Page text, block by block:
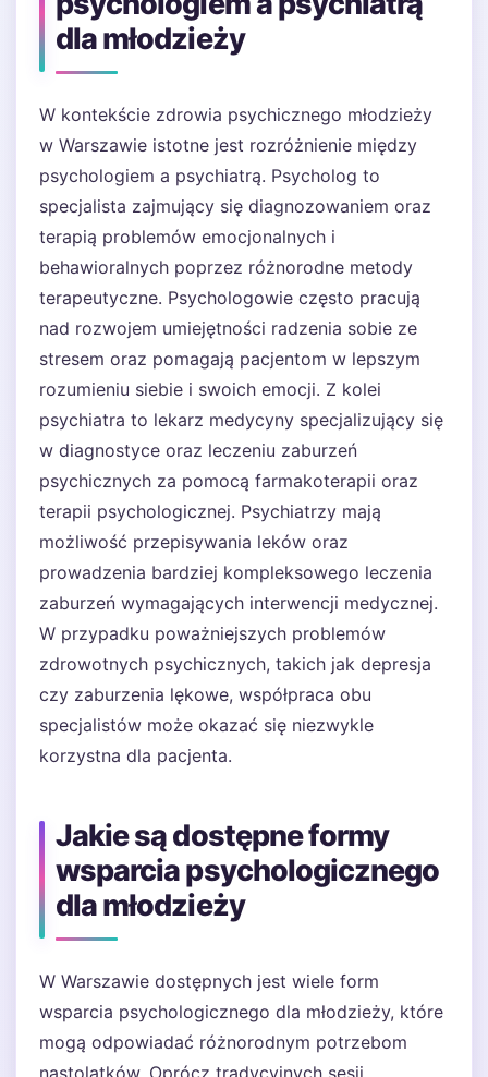
dla młodzieży
W kontekście zdrowia psychicznego młodzieży
w Warszawie istotne jest rozróżnienie między
psychologiem a psychiatrą. Psycholog to
specjalista zajmujący się diagnozowaniem oraz
terapią problemów emocjonalnych i
behawioralnych poprzez różnorodne metody
terapeutyczne. Psychologowie często pracują
nad rozwojem umiejętności radzenia sobie ze
stresem oraz pomagają pacjentom w lepszym
rozumieniu siebie i swoich emocji. Z kolei
psychiatra to lekarz medycyny specjalizujący się
w diagnostyce oraz leczeniu zaburzeń
psychicznych za pomocą farmakoterapii oraz
terapii psychologicznej. Psychiatrzy mają
możliwość przepisywania leków oraz
prowadzenia bardziej kompleksowego leczenia
zaburzeń wymagających interwencji medycznej.
W przypadku poważniejszych problemów
zdrowotnych psychicznych, takich jak depresja
czy zaburzenia lękowe, współpraca obu
specjalistów może okazać się niezwykle
korzystna dla pacjenta.
Jakie są dostępne formy
wsparcia psychologicznego
dla młodzieży
W Warszawie dostępnych jest wiele form
wsparcia psychologicznego dla młodzieży, które
mogą odpowiadać różnorodnym potrzebom
nastolatków. Oprócz tradycyjnych sesji